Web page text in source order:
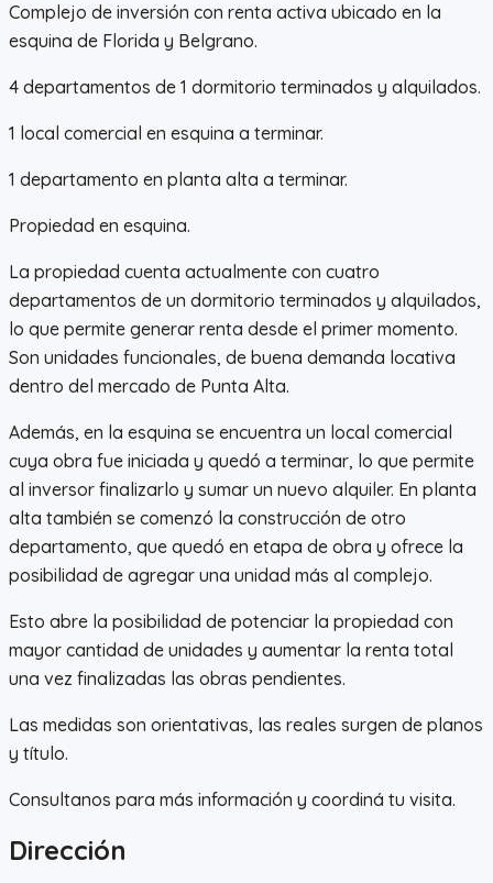
Complejo de inversión con renta activa ubicado en la
esquina de Florida y Belgrano.
4 departamentos de 1 dormitorio terminados y alquilados.
1 local comercial en esquina a terminar.
1 departamento en planta alta a terminar.
Propiedad en esquina.
La propiedad cuenta actualmente con cuatro
departamentos de un dormitorio terminados y alquilados,
lo que permite generar renta desde el primer momento.
Son unidades funcionales, de buena demanda locativa
dentro del mercado de Punta Alta.
Además, en la esquina se encuentra un local comercial
cuya obra fue iniciada y quedó a terminar, lo que permite
al inversor finalizarlo y sumar un nuevo alquiler. En planta
alta también se comenzó la construcción de otro
departamento, que quedó en etapa de obra y ofrece la
posibilidad de agregar una unidad más al complejo.
Esto abre la posibilidad de potenciar la propiedad con
mayor cantidad de unidades y aumentar la renta total
una vez finalizadas las obras pendientes.
Las medidas son orientativas, las reales surgen de planos
y título.
Consultanos para más información y coordiná tu visita.
Dirección